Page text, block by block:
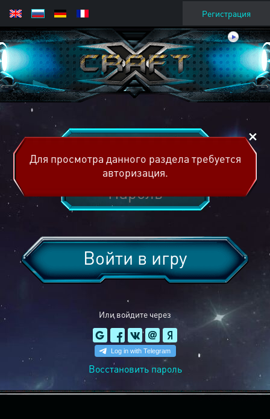
Регистрация
Или войдите через
Войти в игру
Восстановить пароль
Для просмотра данного раздела требуется
авторизация.